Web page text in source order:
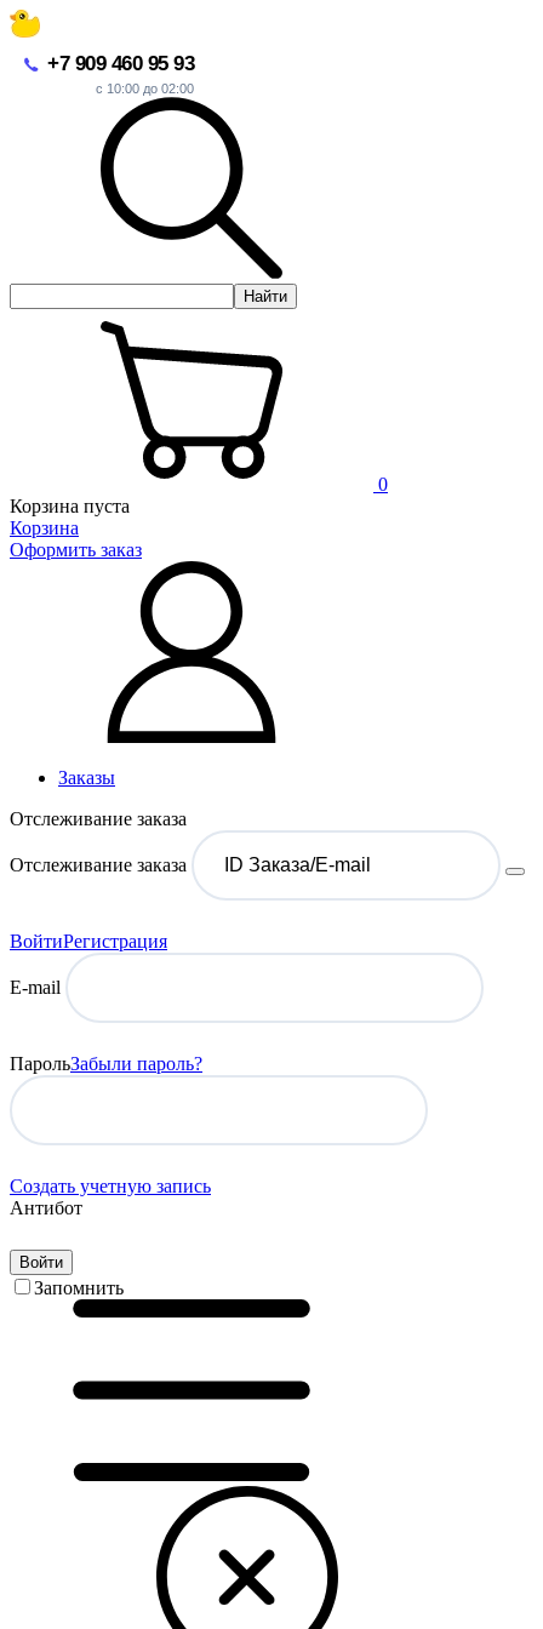
+7 909 460 95 93
с 10:00 до 02:00
Найти
0
Корзина пуста
Корзина
Оформить заказ
Заказы
Отслеживание заказа
Отслеживание заказа
ВойтиРегистрация
E-mail
ПарольЗабыли пароль?
Создать учетную запись
Антибот
Войти
Запомнить